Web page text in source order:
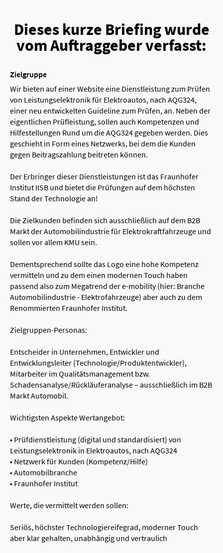
Dieses kurze Briefing wurde
vom Auftraggeber verfasst:
Zielgruppe
Wir bieten auf einer Website eine Dienstleistung zum Prüfen
von Leistungselektronik für Elektroautos, nach AQG324,
einer neu entwickelten Guideline zum Prüfen, an. Neben der
eigentlichen Prüfleistung, sollen auch Kompetenzen und
Hilfestellungen Rund um die AQG324 gegeben werden. Dies
geschieht in Form eines Netzwerks, bei dem die Kunden
gegen Beitragszahlung beitreten können.
Der Erbringer dieser Dienstleistungen ist das Fraunhofer
Institut IISB und bietet die Prüfungen auf dem höchsten
Stand der Technologie an!
Die Zielkunden befinden sich ausschließlich auf dem B2B
Markt der Automobilindustrie für Elektrokraftfahrzeuge und
sollen vor allem KMU sein.
Dementsprechend sollte das Logo eine hohe Kompetenz
vermitteln und zu dem einen modernen Touch haben
passend also zum Megatrend der e-mobility (hier: Branche
Automobilindustrie - Elektrofahrzeuge) aber auch zu dem
Renommierten Fraunhofer Institut.
Zielgruppen-Personas:
Entscheider in Unternehmen, Entwickler und
Entwicklungsleiter (Technologie/Produktentwickler),
Mitarbeiter im Qualitätsmanagement bzw.
Schadensanalyse/Rückläuferanalyse – ausschließlich im B2B
Markt Automobil.
Wichtigsten Aspekte Wertangebot:
• Prüfdienstleistung (digital und standardisiert) von
Leistungselektronik in Elektroautos, nach AQG324
• Netzwerk für Kunden (Kompetenz/Hilfe)
• Automobilbranche
• Fraunhofer Institut
Werte, die vermittelt werden sollen:
Seriös, höchster Technologiereifegrad, moderner Touch
aber klar gehalten, unabhängig und vertraulich